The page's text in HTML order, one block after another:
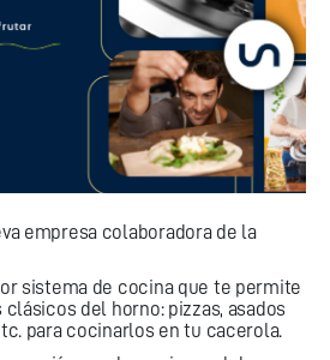
empresa colaboradora de la
sistema de cocina que te permite
del horno: pizzas, asados
para cocinarlos en tu cacerola.